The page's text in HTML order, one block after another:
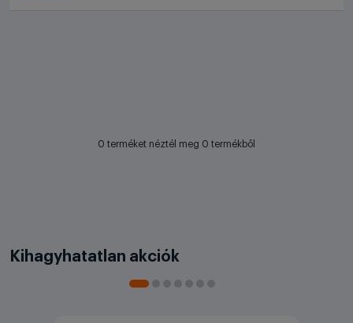
0 terméket néztél meg 0 termékből
Kihagyhatatlan akciók